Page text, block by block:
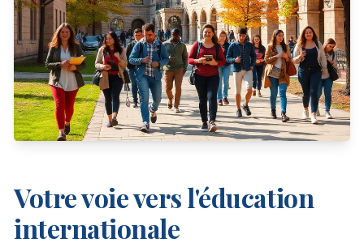
Votre voie vers l'éducation
internationale